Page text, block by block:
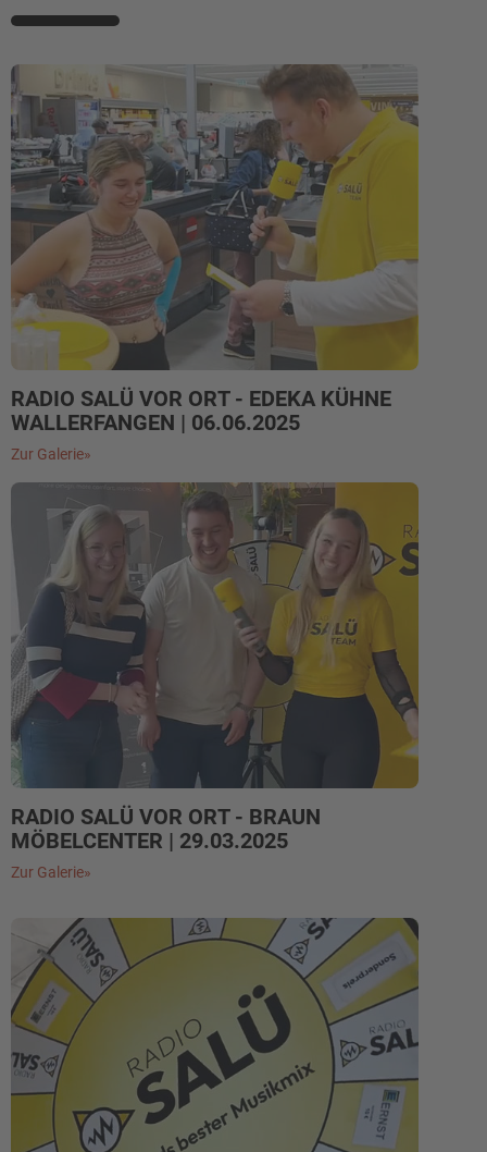
RADIO SALÜ VOR ORT - EDEKA KÜHNE
WALLERFANGEN | 06.06.2025
Zur Galerie»
RADIO SALÜ VOR ORT - BRAUN
MÖBELCENTER | 29.03.2025
Zur Galerie»